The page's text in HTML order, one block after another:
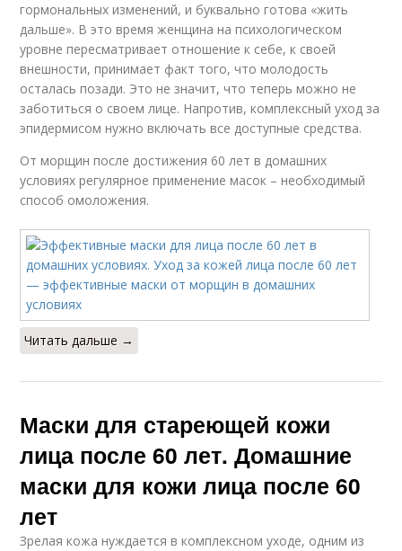
гормональных изменений, и буквально готова «жить
дальше». В это время женщина на психологическом
уровне пересматривает отношение к себе, к своей
внешности, принимает факт того, что молодость
осталась позади. Это не значит, что теперь можно не
заботиться о своем лице. Напротив, комплексный уход за
эпидермисом нужно включать все доступные средства.
От морщин после достижения 60 лет в домашних
условиях регулярное применение масок – необходимый
способ омоложения.
Читать дальше →
Маски для стареющей кожи
лица после 60 лет. Домашние
маски для кожи лица после 60
лет
Зрелая кожа нуждается в комплексном уходе, одним из